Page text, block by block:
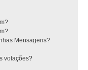
Mensagens?
votações?